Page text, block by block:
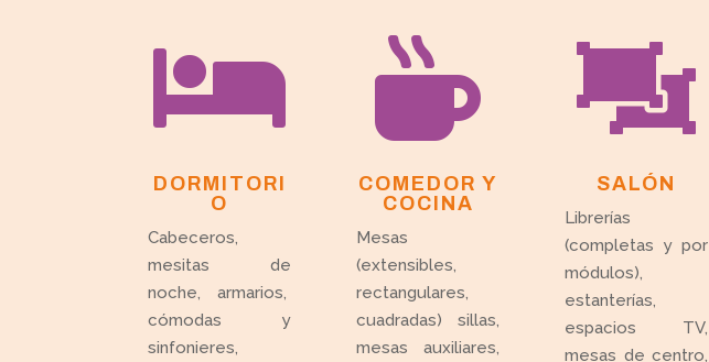

DORMITORI
O
Cabeceros,
mesitas de
noche, armarios,
cómodas y
sinfonieres,

COMEDOR Y
COCINA
Mesas
(extensibles,
rectangulares,
cuadradas) sillas,
mesas auxiliares,

SALÓN
Librerías
(completas y por
módulos),
estanterías,
espacios TV,
mesas de centro,